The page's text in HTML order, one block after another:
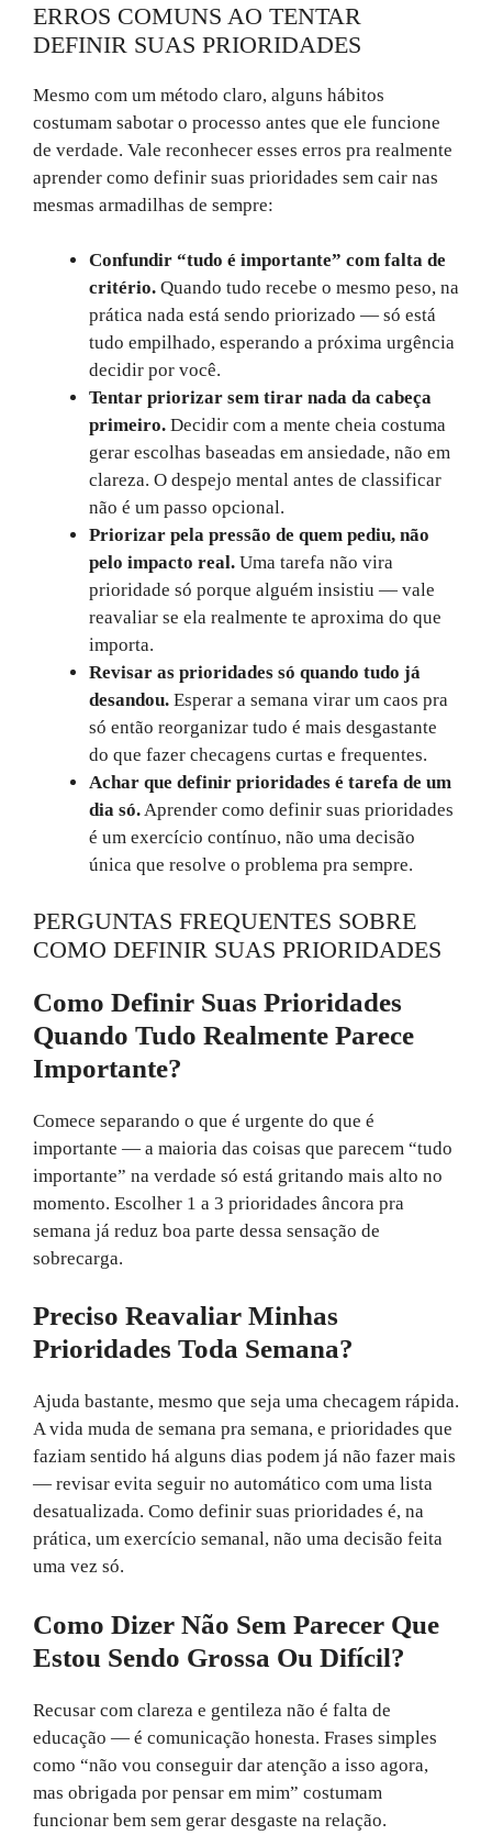
ERROS COMUNS AO TENTAR
DEFINIR SUAS PRIORIDADES
Mesmo com um método claro, alguns hábitos
costumam sabotar o processo antes que ele funcione
de verdade. Vale reconhecer esses erros pra realmente
aprender como definir suas prioridades sem cair nas
mesmas armadilhas de sempre:
Confundir “tudo é importante” com falta de
critério. Quando tudo recebe o mesmo peso, na
prática nada está sendo priorizado — só está
tudo empilhado, esperando a próxima urgência
decidir por você.
Tentar priorizar sem tirar nada da cabeça
primeiro. Decidir com a mente cheia costuma
gerar escolhas baseadas em ansiedade, não em
clareza. O despejo mental antes de classificar
não é um passo opcional.
Priorizar pela pressão de quem pediu, não
pelo impacto real. Uma tarefa não vira
prioridade só porque alguém insistiu — vale
reavaliar se ela realmente te aproxima do que
importa.
Revisar as prioridades só quando tudo já
desandou. Esperar a semana virar um caos pra
só então reorganizar tudo é mais desgastante
do que fazer checagens curtas e frequentes.
Achar que definir prioridades é tarefa de um
dia só.Aprender como definir suas prioridades
é um exercício contínuo, não uma decisão
única que resolve o problema pra sempre.
PERGUNTAS FREQUENTES SOBRE
COMO DEFINIR SUAS PRIORIDADES
Como Definir Suas Prioridades
Quando Tudo Realmente Parece
Importante?
Comece separando o que é urgente do que é
importante — a maioria das coisas que parecem “tudo
importante” na verdade só está gritando mais alto no
momento. Escolher 1 a 3 prioridades âncora pra
semana já reduz boa parte dessa sensação de
sobrecarga.
Preciso Reavaliar Minhas
Prioridades Toda Semana?
Ajuda bastante, mesmo que seja uma checagem rápida.
A vida muda de semana pra semana, e prioridades que
faziam sentido há alguns dias podem já não fazer mais
— revisar evita seguir no automático com uma lista
desatualizada. Como definir suas prioridades é, na
prática, um exercício semanal, não uma decisão feita
uma vez só.
Como Dizer Não Sem Parecer Que
Estou Sendo Grossa Ou Difícil?
Recusar com clareza e gentileza não é falta de
educação — é comunicação honesta. Frases simples
como “não vou conseguir dar atenção a isso agora,
mas obrigada por pensar em mim” costumam
funcionar bem sem gerar desgaste na relação.